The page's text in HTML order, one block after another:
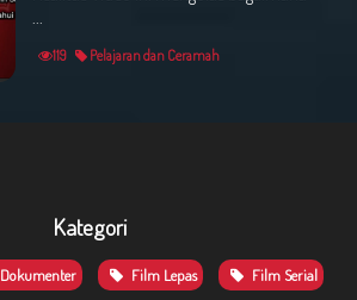
119 Pelajaran dan Ceramah
Kategori
Dokumenter Film Lepas Film Serial